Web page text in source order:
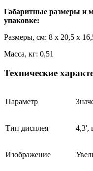
Габаритные размеры и
упаковке:
Размеры, см: 8 x 20,5 x
Масса, кг: 0,51
Технические
Параметр
Тип дисплея 4,3',
Изображение